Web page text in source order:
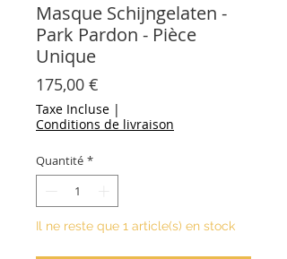
Masque Schijngelaten -
Park Pardon - Pièce
Unique
175,00 €
Taxe Incluse |
Conditions de livraison
Quantité *
Il ne reste que 1 article(s) en stock